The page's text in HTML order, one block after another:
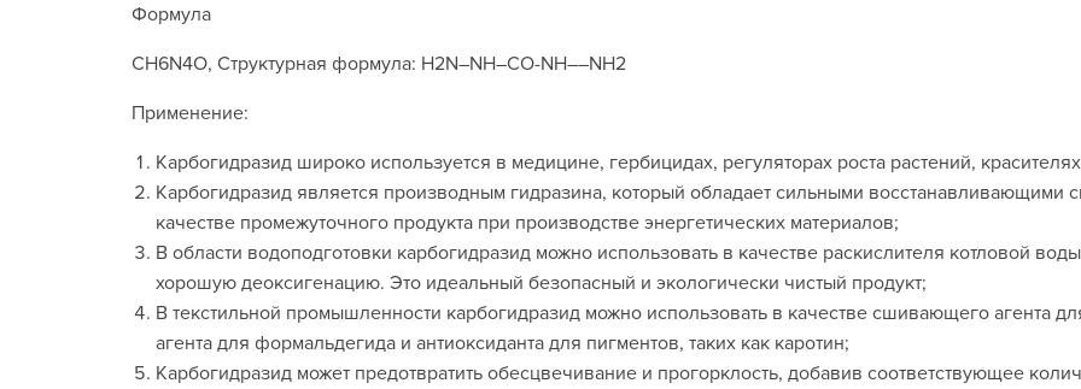
Формула
CH6N4O, Структурная формула: H2N–NH–CO-NH––NH2
Применение:
Карбогидразид широко используется в медицине, гербицидах, регуляторах роста растений,
Карбогидразид является производным гидразина, который обладает сильными восстанавливающими
качестве промежуточного продукта при производстве энергетических материалов;
В области водоподготовки карбогидразид можно использовать в качестве раскислителя котловой
хорошую деоксигенацию. Это идеальный безопасный и экологически чистый продукт;
В текстильной промышленности карбогидразид можно использовать в качестве сшивающего агента
агента для формальдегида и антиоксиданта для пигментов, таких как каротин;
Карбогидразид может предотвратить обесцвечивание и прогорклость, добавив соответствующее